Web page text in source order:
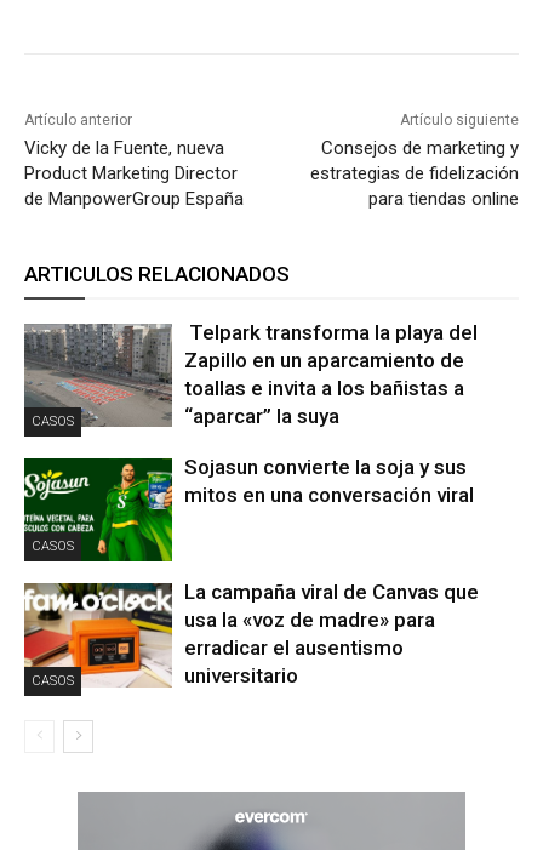
Artículo anterior
Vicky de la Fuente, nueva
Product Marketing Director
de ManpowerGroup España
Artículo siguiente
Consejos de marketing y
estrategias de fidelización
para tiendas online
ARTICULOS RELACIONADOS
CASOS
Telpark transforma la playa del
Zapillo en un aparcamiento de
toallas e invita a los bañistas a
“aparcar” la suya
CASOS
Sojasun convierte la soja y sus
mitos en una conversación viral
CASOS
La campaña viral de Canvas que
usa la «voz de madre» para
erradicar el ausentismo
universitario